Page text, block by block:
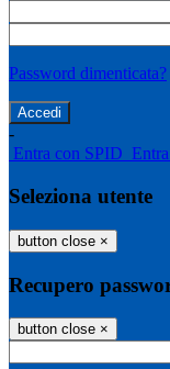
Password dimenticata?
-
Entra con SPID
Seleziona utente
button close ×
Recupero
button close ×